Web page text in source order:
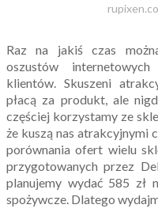
Raz na jakiś czas
oszustów
klientów. Skuszeni
płacą za produkt, ale
częściej korzystamy ze
że kuszą nas atrakcyjnymi
porównania ofert wielu
przygotowanych przez
planujemy wydać 585 zł
spożywcze. Dlatego